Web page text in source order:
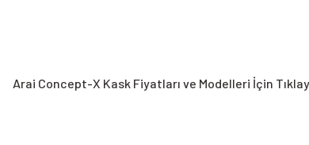
Arai Concept-X Kask Fiyatları ve Modelleri İçin